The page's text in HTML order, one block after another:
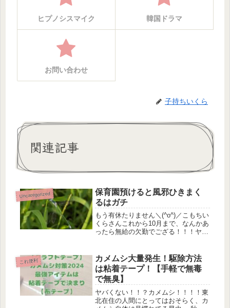
ヒプノシスマイク 韓国ドラマ
お問い合わせ
子持ちいくら
関連記事
Uncategorized
保育園預けると風邪ひきまく
るはガチ
もう有休たりません＼(^o^)／こもちい
くらさんこれから10月まで、なんかあ
ったら無給の欠勤でござる！！！ヤベ
貰いまくりで毎月毎月2〜3日は休んで
おりましたらあっという間で...
これ便利
カメムシ大量発生！駆除方法
は粘着テープ！【手軽で無毒
で無臭】
ヤバくない！！？カメムシ！！！！東
北在住の人間にとってはおそらく、カ